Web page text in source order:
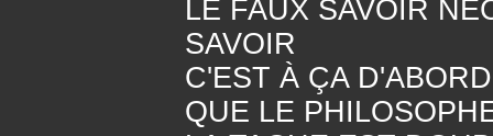
LE FAUX SAVOIR
SAVOIR
C'EST À ÇA D'ABORD
QUE LE